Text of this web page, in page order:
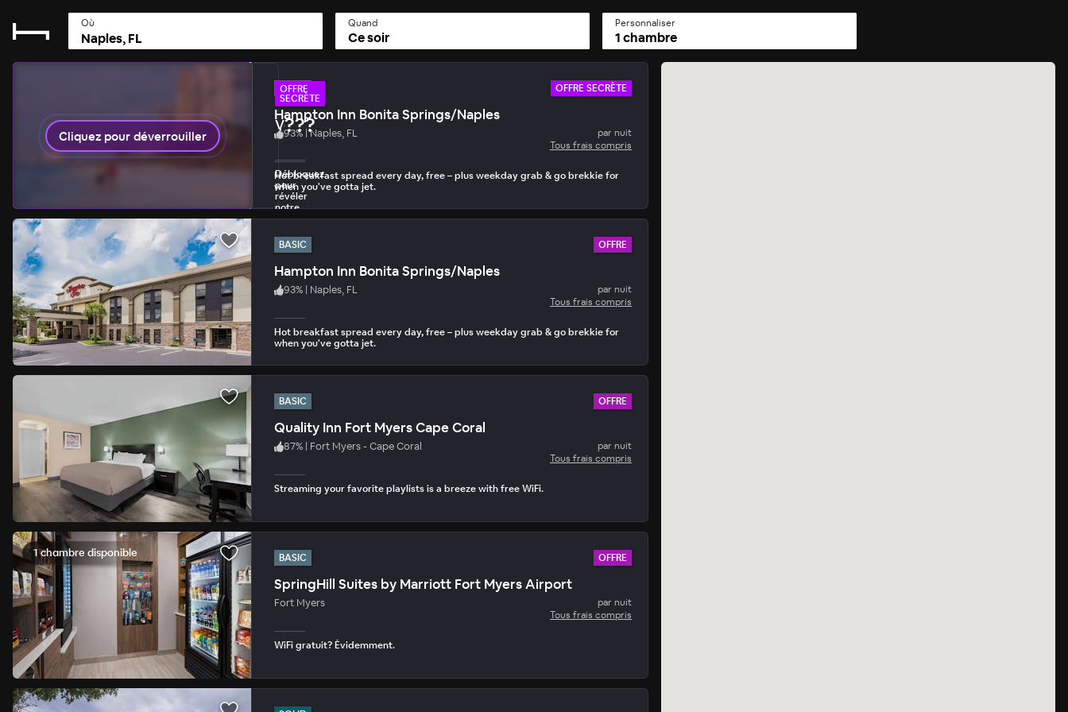
Où Quand
Ce soir
Personnaliser
1 chambre
BASIC OFFRE SECRÈTE
Hampton Inn Bonita Springs/Naples
93% | Naples, FL
par nuit
Tous frais compris
Hot breakfast spread every day, free – plus weekday grab & go brekkie for
when you've gotta jet.
Cliquez pour déverrouiller
OFFRE
SECRÈTE
Votre Offre Secrète du Jour
???
1 déverrouillage par jour • 15 mins pour réserver
Débloquez
pour
révéler
notre
plus
réduction.
BASIC OFFRE
Hampton Inn Bonita Springs/Naples
93% | Naples, FL
par nuit
Tous frais compris
Hot breakfast spread every day, free – plus weekday grab & go brekkie for
when you've gotta jet.
BASIC OFFRE
Quality Inn Fort Myers Cape Coral
87% | Fort Myers - Cape Coral
par nuit
Tous frais compris
Streaming your favorite playlists is a breeze with free WiFi.
1 chambre disponible BASIC OFFRE
SpringHill Suites by Marriott Fort Myers Airport
Fort Myers
par nuit
Tous frais compris
WiFi gratuit? Évidemment.